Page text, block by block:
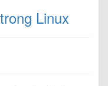
Linux